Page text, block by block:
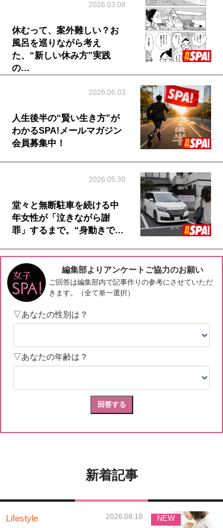
2026.03.08
休むって、案外難しい？お
風呂を巡りながら考え
た、“新しい休み方”実践
の…
2026.06.03
人生後半の“賢い生き方”が
わかるSPA!メールマガジン
会員募集中！
2026.05.30
堂々と無断駐車を続ける中
年女性が「泣きながら謝
罪」するまで。“身動きで…
新着記事
Lifestyle 2026.08.10 NEW